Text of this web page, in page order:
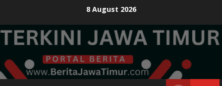
content
8 August 2026